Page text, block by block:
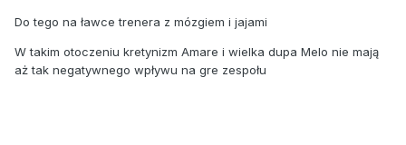
Do tego na ławce trenera z mózgiem i jajami
W takim otoczeniu kretynizm Amare i wielka dupa Melo nie mają
aż tak negatywnego wpływu na gre zespołu